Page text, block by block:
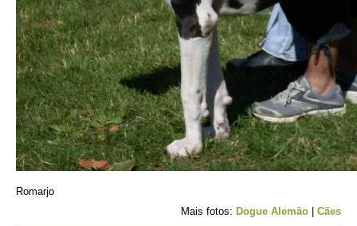
Romarjo
Mais fotos: Dogue Alemão Cães